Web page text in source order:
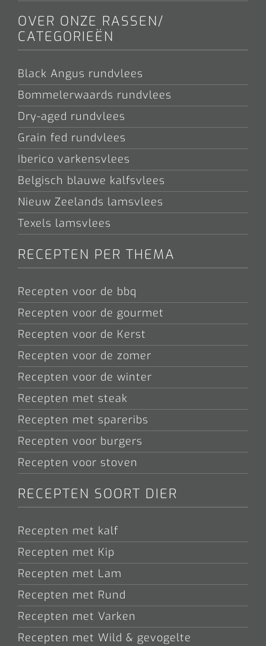
OVER ONZE RASSEN/
CATEGORIEËN
Black Angus rundvlees
Bommelerwaards rundvlees
Dry-aged rundvlees
Grain fed rundvlees
Iberico varkensvlees
Belgisch blauwe kalfsvlees
Nieuw Zeelands lamsvlees
Texels lamsvlees
RECEPTEN PER THEMA
Recepten voor de bbq
Recepten voor de gourmet
Recepten voor de Kerst
Recepten voor de zomer
Recepten voor de winter
Recepten met steak
Recepten met spareribs
Recepten voor burgers
Recepten voor stoven
RECEPTEN SOORT DIER
Recepten met kalf
Recepten met Kip
Recepten met Lam
Recepten met Rund
Recepten met Varken
Recepten met Wild & gevogelte